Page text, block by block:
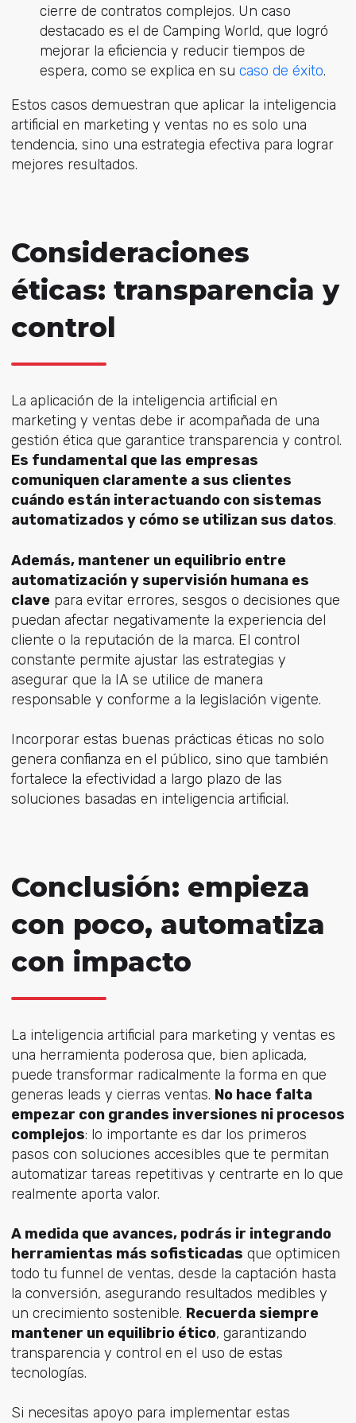
cierre de contratos complejos. Un caso
destacado es el de Camping World, que logró
mejorar la eficiencia y reducir tiempos de
espera, como se explica en su caso de éxito.
Estos casos demuestran que aplicar la inteligencia
artificial en marketing y ventas no es solo una
tendencia, sino una estrategia efectiva para lograr
mejores resultados.
Consideraciones
éticas: transparencia y
control
La aplicación de la inteligencia artificial en
marketing y ventas debe ir acompañada de una
gestión ética que garantice transparencia y control.
Es fundamental que las empresas
comuniquen claramente a sus clientes
cuándo están interactuando con sistemas
automatizados y cómo se utilizan sus datos.
Además, mantener un equilibrio entre
automatización y supervisión humana es
clavepara evitar errores, sesgos o decisiones que
puedan afectar negativamente la experiencia del
cliente o la reputación de la marca. El control
constante permite ajustar las estrategias y
asegurar que la IA se utilice de manera
responsable y conforme a la legislación vigente.
Incorporar estas buenas prácticas éticas no solo
genera confianza en el público, sino que también
fortalece la efectividad a largo plazo de las
soluciones basadas en inteligencia artificial.
Conclusión: empieza
con poco, automatiza
con impacto
La inteligencia artificial para marketing y ventas es
una herramienta poderosa que, bien aplicada,
puede transformar radicalmente la forma en que
generas leads y cierras ventas. No hace falta
empezar con grandes inversiones ni procesos
complejos: lo importante es dar los primeros
pasos con soluciones accesibles que te permitan
automatizar tareas repetitivas y centrarte en lo que
realmente aporta valor.
A medida que avances, podrás ir integrando
herramientas más sofisticadas que optimicen
todo tu funnel de ventas, desde la captación hasta
la conversión, asegurando resultados medibles y
un crecimiento sostenible. Recuerda siempre
mantener un equilibrio ético, garantizando
transparencia y control en el uso de estas
tecnologías.
Si necesitas apoyo para implementar estas